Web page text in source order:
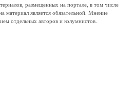
размещенных на портале, в том числе
материал является обязательной. Мнение
отдельных авторов и колумнистов.